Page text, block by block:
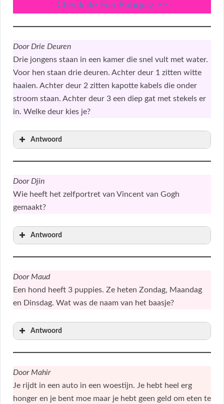
Check de Fun Pubquiz >>
Door Drie Deuren
Drie jongens staan in een kamer die snel vult met water.
Voor hen staan drie deuren. Achter deur 1 zitten witte
haaien. Achter deur 2 zitten kapotte kabels die onder
stroom staan. Achter deur 3 een diep gat met stekels er
in. Welke deur kies je?
Antwoord
Door Djin
Wie heeft het zelfportret van Vincent van Gogh
gemaakt?
Antwoord
Door Maud
Een hond heeft 3 puppies. Ze heten Zondag, Maandag
en Dinsdag. Wat was de naam van het baasje?
Antwoord
Door Mahir
Je rijdt in een auto in een woestijn. Je hebt heel erg
honger en je bent moe maar je hebt geen geld om eten te